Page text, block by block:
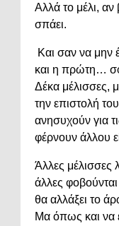
Αλλά το μέλι, αν
σπάει.
Και σαν να μην
και η πρώτη…
Δέκα μέλισσες,
την επιστολή
ανησυχούν για
φέρνουν άλλου
Άλλες μέλισσες
άλλες
θα αλλάξει το
Μα όπως και να